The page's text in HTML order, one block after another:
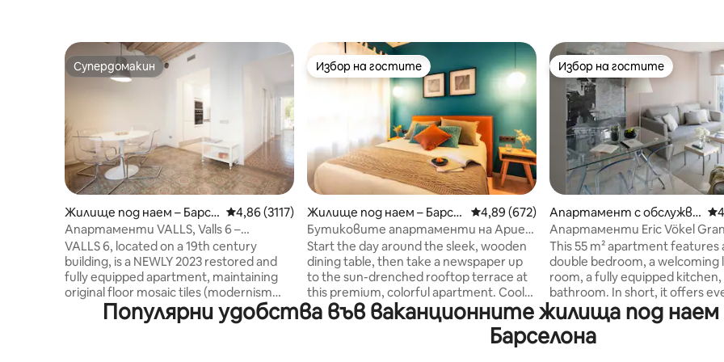
Супердомакин
Супердомакин
Жилище под наем – Барсе
лона
Средна оценка: 4,86 от 5, 3117 отзива
4,86 (3117)
Апартаменти VALLS, Valls 6 –
антични и модернистични
апартаменти...
VALLS 6, located on a 19th century
building, is a NEWLY 2023 restored and
fully equipped apartment, maintaining
original floor mosaic tiles (modernism
style), original ceilings and facade. 70 m2
apartment space + 10 m2 terrace. - 2
Избор на гостите
Избор на гостите
Жилище под наем – Барсе
лона
Средна оценка: 4,89 от 5, 672 отзива
4,89 (672)
Бутиковите апартаменти на Ариел
в Барселона | Тераса на покрива...
Start the day around the sleek, wooden
dining table, then take a newspaper up
to the sun-drenched rooftop terrace at
this premium, colorful apartment. Cool
things down with a refreshing shower in
the polished concrete bathroom. More
details? Fully equipped kitchen with high-
Избор на гостите
Избор на гостите
Апартамент с обслужва
не – Барселона
Апартаменти Eric Vökel
централно разположени, ...
This 55 m² apartment features
double bedroom, a welcoming
room, a fully equipped kitchen,
bathroom. In short, it offers
you need to feel right at home.
Maximum capacity: 3 people
for 1 guest) For stays of 7 nights or more,
Популярни удобства във ваканционните жилища под
Барселона